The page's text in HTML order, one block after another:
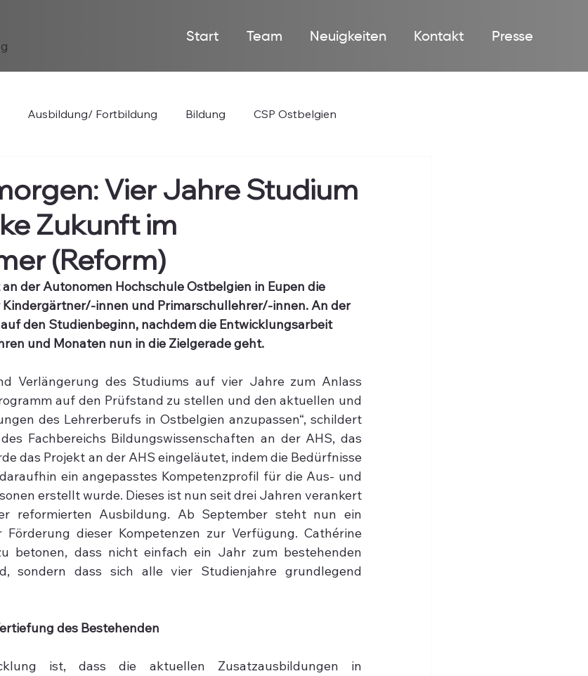
Start Team Neuigkeiten Kontakt Presse
Ausbildung/ Fortbildung Bildung CSP Ostbelgien
Vier Jahre Studium
Zukunft im
(Reform)
der Autonomen Hochschule Ostbelgien in Eupen die
innen und Primarschullehrer/-innen. An der
den Studienbeginn, nachdem die Entwicklungsarbeit
und Monaten nun in die Zielgerade geht.
Verlängerung des Studiums auf vier Jahre zum Anlass
auf den Prüfstand zu stellen und den aktuellen und
des Lehrerberufs in Ostbelgien anzupassen“, schildert
Fachbereichs Bildungswissenschaften an der AHS, das
das Projekt an der AHS eingeläutet, indem die Bedürfnisse
ein angepasstes Kompetenzprofil für die Aus- und
erstellt wurde. Dieses ist nun seit drei Jahren verankert
reformierten Ausbildung. Ab September steht nun ein
dieser Kompetenzen zur Verfügung. Cathérine
betonen, dass nicht einfach ein Jahr zum bestehenden
sondern dass sich alle vier Studienjahre grundlegend
des Bestehenden
ist, dass die aktuellen Zusatzausbildungen in